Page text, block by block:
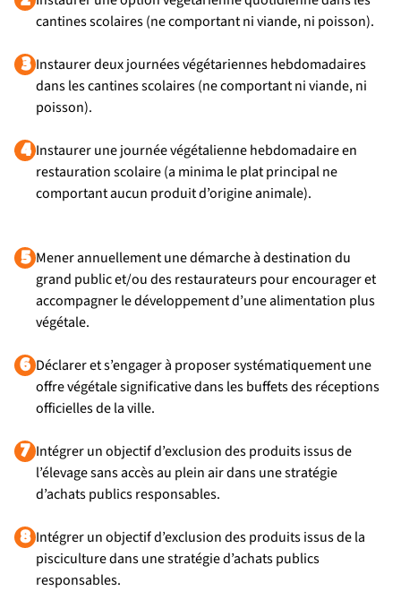
cantines scolaires (ne comportant ni viande, ni poisson).
3 Instaurer deux journées végétariennes hebdomadaires
dans les cantines scolaires (ne comportant ni viande, ni
poisson).
4 Instaurer une journée végétalienne hebdomadaire en
restauration scolaire (a minima le plat principal ne
comportant aucun produit d’origine animale).
5 Mener annuellement une démarche à destination du
grand public et/ou des restaurateurs pour encourager et
accompagner le développement d’une alimentation plus
végétale.
6 Déclarer et s’engager à proposer systématiquement une
offre végétale significative dans les buffets des réceptions
officielles de la ville.
7 Intégrer un objectif d’exclusion des produits issus de
l’élevage sans accès au plein air dans une stratégie
d’achats publics responsables.
8 Intégrer un objectif d’exclusion des produits issus de la
pisciculture dans une stratégie d’achats publics
responsables.